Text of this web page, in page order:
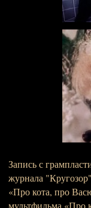
Запись с
журнала
«Про кота, про
мультфильма «Про